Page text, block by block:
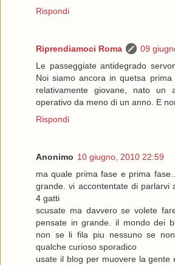
Rispondi
Riprendiamoci Roma
09
Le passeggiate antidegrado
Noi siamo ancora in quetsa
relativamente giovane, nato
operativo da meno di un anno. E
Rispondi
Anonimo 10 giugno, 2010 22:59
ma quale prima fase e prima
grande. vi accontentate di parlarvi
4 gatti
scusate ma davvero se volete
pensate in grande. il mondo dei
non se li fila piu nessuno se
qualche curioso sporadico
usate il blog per muovere la gente